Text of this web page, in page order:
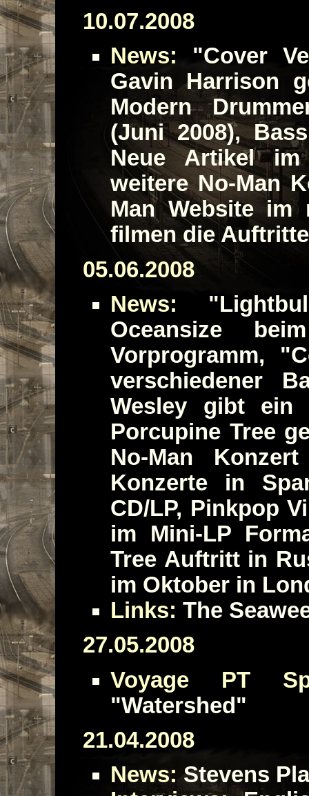
10.07.2008
News: "Cover
Gavin Harrison
Modern
(Juni 2008),
Neue Artikel
weitere No-Man
Man Website im
filmen die
05.06.2008
News:
Oceansize
Vorprogramm,
verschiedener
Wesley gibt ein
Porcupine Tree
No-Man
Konzerte in
CD/LP, Pinkpop
im Mini-LP
Tree Auftritt in
im Oktober in
Links: The
27.05.2008
Voyage PT
"Watershed"
21.04.2008
News: Stevens